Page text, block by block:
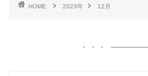
HOME 2023年 12月